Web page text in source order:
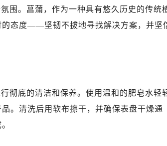
围。菖蒲，作为一种具有悠久历史的传统
的态度——坚韧不拔地寻找解决方案，并坚
彻底的清洁和保养。使用温和的肥皂水轻
。清洗后用软布擦干，并确保表盘干燥通